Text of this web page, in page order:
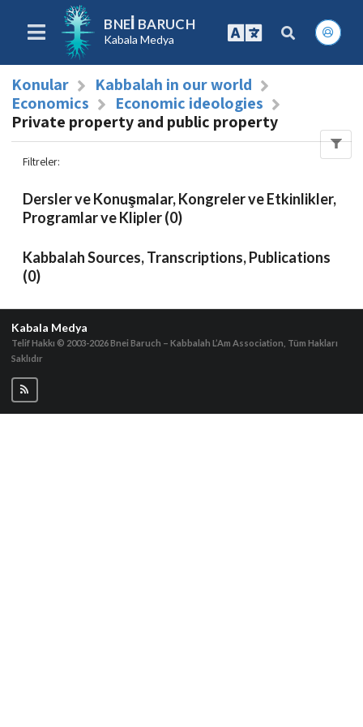
BNEI BARUCH
Kabala Medya
Konular
Kabbalah in our world
Economics
Economic ideologies
Private property and public property
Filtreler:
Dersler ve Konuşmalar, Kongreler ve Etkinlikler,
Programlar ve Klipler (0)
Kabbalah Sources, Transcriptions, Publications
(0)
Kabala Medya
Telif Hakkı © 2003-2026Bnei Baruch – Kabbalah L’Am Association, Tüm Hakları
Saklıdır